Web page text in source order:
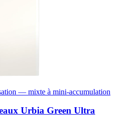
— mixte à mini-accumulation
Urbia Green Ultra